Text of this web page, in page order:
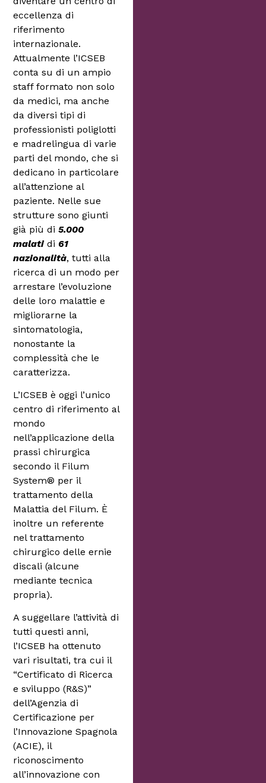
eccellenza di
riferimento
internazionale.
Attualmente l’ICSEB
conta su di un ampio
staff formato non solo
da medici, ma anche
da diversi tipi di
professionisti poliglotti
e madrelingua di varie
parti del mondo, che si
dedicano in particolare
all’attenzione al
paziente. Nelle sue
strutture sono giunti
già più di5.000
malatidi 61
nazionalità, tutti alla
ricerca di un modo per
arrestare l’evoluzione
delle loro malattie e
migliorarne la
sintomatologia,
nonostante la
complessità che le
caratterizza.
L’ICSEB è oggi l’unico
centro di riferimento al
mondo
nell’applicazione della
prassi chirurgica
secondo il Filum
System® per il
trattamento della
Malattia del Filum. È
inoltre un referente
nel trattamento
chirurgico delle ernie
discali (alcune
mediante tecnica
propria).
A suggellare l’attività di
tutti questi anni,
l’ICSEB ha ottenuto
vari risultati, tra cui il
“Certificato di Ricerca
e sviluppo (R&S)”
dell’Agenzia di
Certificazione per
l’Innovazione Spagnola
(ACIE), il
riconoscimento
all’innovazione con